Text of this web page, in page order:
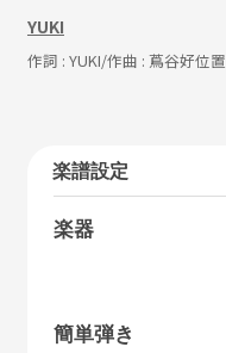
YUKI
作詞 : YUKI/作曲 : 蔦谷好位置
楽譜設定
楽器
簡単弾き